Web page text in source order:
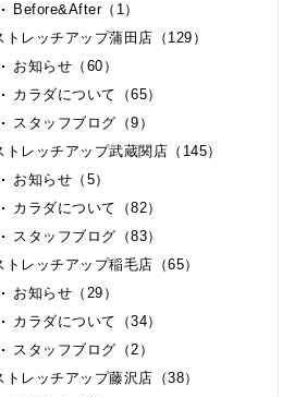
Before&After（1）
トレッチアップ蒲田店（129）
お知らせ（60）
カラダについて（65）
スタッフブログ（9）
トレッチアップ武蔵関店（145）
お知らせ（5）
カラダについて（82）
スタッフブログ（83）
トレッチアップ稲毛店（65）
お知らせ（29）
カラダについて（34）
スタッフブログ（2）
トレッチアップ藤沢店（38）